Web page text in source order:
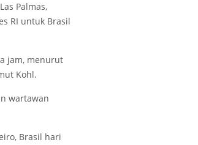
Palmas,
RI untuk Brasil
jam, menurut
Kohl.
wartawan
Brasil hari